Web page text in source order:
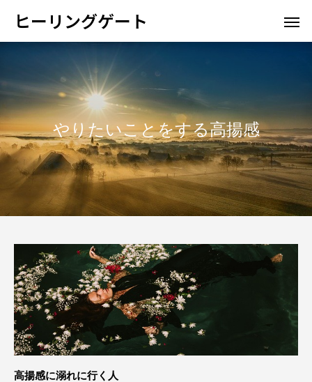
ヒーリングゲート
やりたいことをする高揚感
高揚感に溺れに行く人